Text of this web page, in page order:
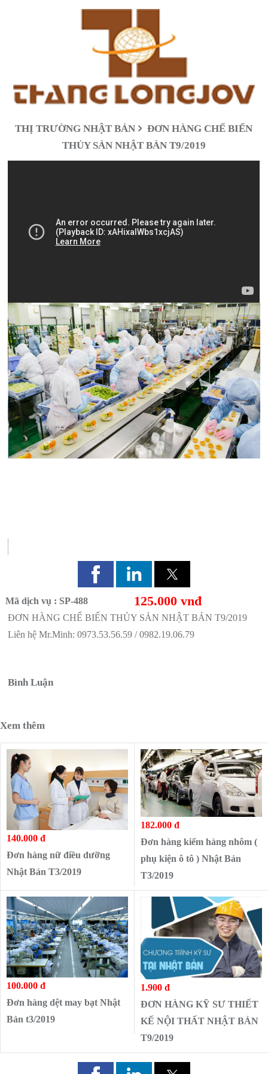
THỊ TRƯỜNG NHẬT BẢN
ĐƠN HÀNG CHẾ BIẾN
THỦY SẢN NHẬT BẢN T9/2019
Mã dịch vụ : SP-488 125.000 vnđ
ĐƠN HÀNG CHẾ BIẾN THỦY SẢN NHẬT BẢN T9/2019
Liên hệ Mr.Minh: 0973.53.56.59 / 0982.19.06.79
Bình Luận
Xem thêm
140.000 đ
Đơn hàng nữ điều dưỡng
Nhật Bản T3/2019
182.000 đ
Đơn hàng kiểm hàng nhôm (
phụ kiện ô tô ) Nhật Bản
T3/2019
100.000 đ
Đơn hàng dệt may bạt Nhật
Bản t3/2019
1.900 đ
ĐƠN HÀNG KỸ SƯ THIẾT
KẾ NỘI THẤT NHẬT BẢN
T9/2019